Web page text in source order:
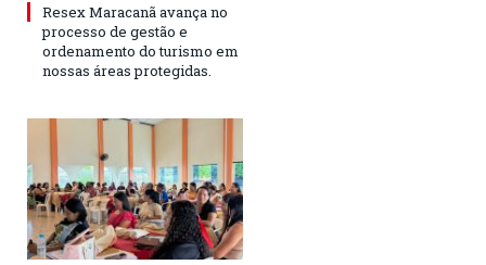
Resex Maracanã avança no
processo de gestão e
ordenamento do turismo em
nossas áreas protegidas.